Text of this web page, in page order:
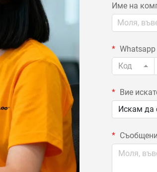
Име на
Whatsapp
Код
Вие
Искам да